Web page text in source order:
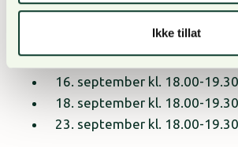
Ikke tillat
16. september kl. 18.00-
18. september kl. 18.00-
23. september kl. 18.00-